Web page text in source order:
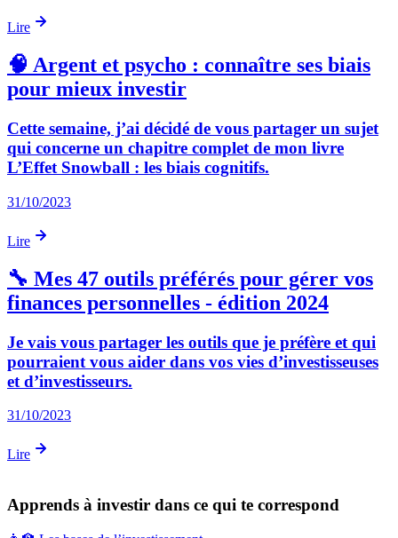
Lire
🧠 Argent et psycho : connaître ses biais
pour mieux investir
Cette semaine, j’ai décidé de vous partager un sujet
qui concerne un chapitre complet de mon livre
L’Effet Snowball : les biais cognitifs.
31/10/2023
Lire
🔧 Mes 47 outils préférés pour gérer vos
finances personnelles - édition 2024
Je vais vous partager les outils que je préfère et qui
pourraient vous aider dans vos vies d’investisseuses
et d’investisseurs.
31/10/2023
Lire
Apprends à investir dans ce qui te correspond